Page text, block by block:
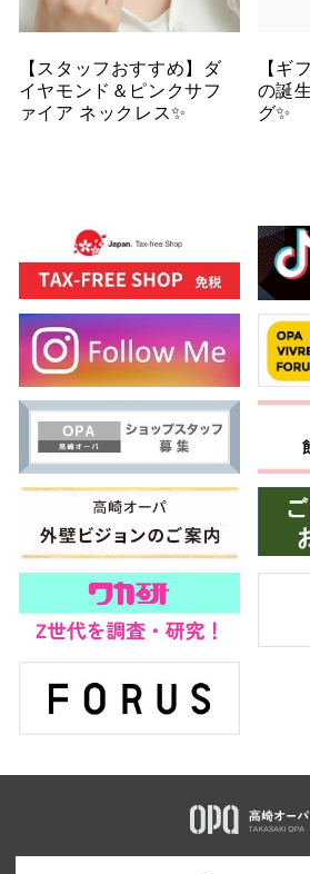
【スタッフおすすめ】ダ
イヤモンド＆ピンクサフ
ァイア ネックレス✨
【ギ
の誕
グ✨